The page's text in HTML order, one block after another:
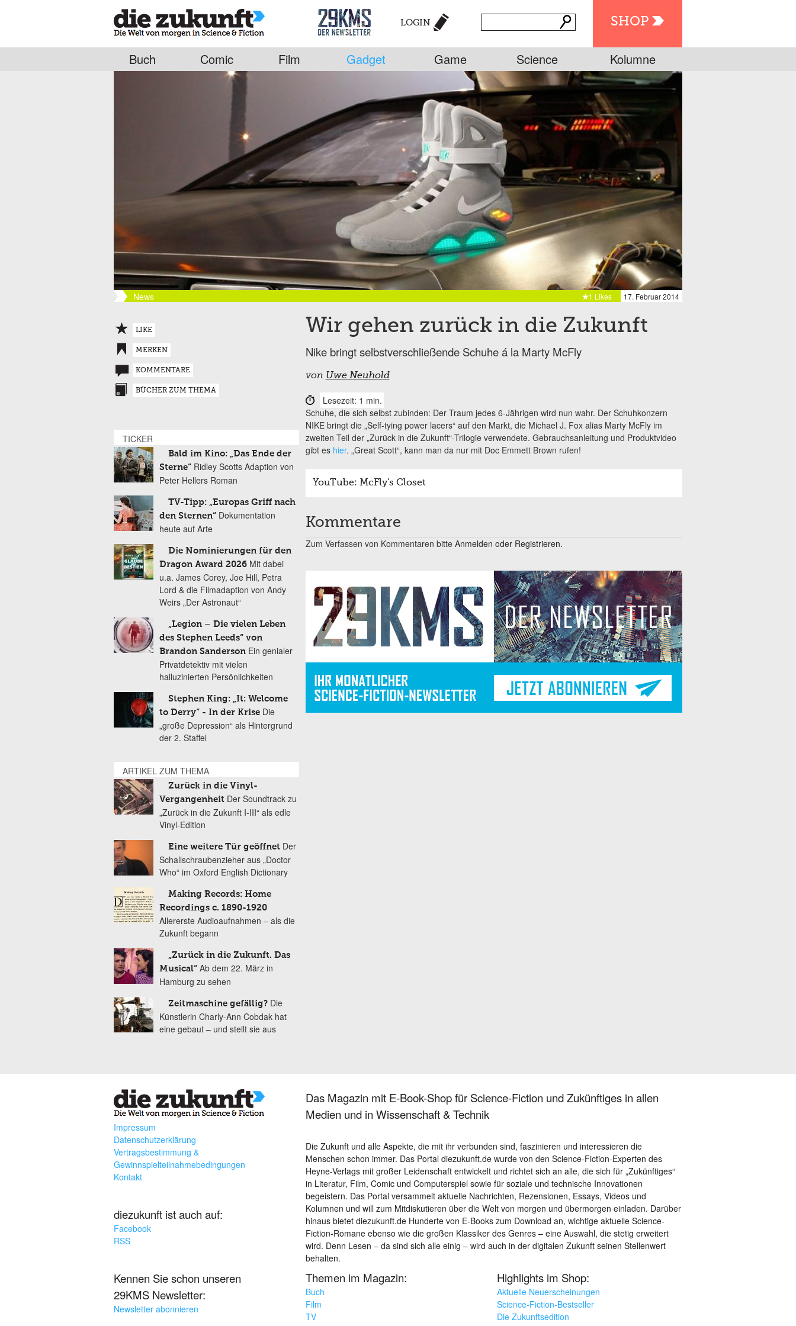
SHOP
LOGIN
Buch Comic Film Gadget Game Science Kolumne
News 17. Februar 2014
1 Likes
Wir gehen zurück in die Zukunft
Nike bringt selbstverschließende Schuhe á la Marty McFly
von Uwe Neuhold
Lesezeit: 1 min.
Schuhe, die sich selbst zubinden: Der Traum jedes 6-Jährigen wird nun wahr. Der Schuhkonzern
NIKE bringt die „Self-tying power lacers“ auf den Markt, die Michael J. Fox alias Marty McFly im
zweiten Teil der „Zurück in die Zukunft“-Trilogie verwendete. Gebrauchsanleitung und Produktvideo
gibt es hier. „Great Scott“, kann man da nur mit Doc Emmett Brown rufen!
YouTube: McFly's Closet
Kommentare
Zum Verfassen von Kommentaren bitte Anmelden oder Registrieren.
LIKE
MERKEN
KOMMENTARE
BÜCHER ZUM THEMA
TICKER
Bald im Kino: „Das Ende der
Sterne“ Ridley Scotts Adaption von
Peter Hellers Roman
TV-Tipp: „Europas Griff nach
den Sternen“ Dokumentation
heute auf Arte
Die Nominierungen für den
Dragon Award 2026 Mit dabei
u.a. James Corey, Joe Hill, Petra
Lord & die Filmadaption von Andy
Weirs „Der Astronaut“
„Legion – Die vielen Leben
des Stephen Leeds“ von
Brandon Sanderson Ein genialer
Privatdetektiv mit vielen
halluzinierten Persönlichkeiten
Stephen King: „It: Welcome
to Derry“ - In der Krise Die
„große Depression“ als Hintergrund
der 2. Staffel
ARTIKEL ZUM THEMA
Zurück in die Vinyl-
Vergangenheit Der Soundtrack zu
„Zurück in die Zukunft I-III“ als edle
Vinyl-Edition
Eine weitere Tür geöffnet Der
Schallschraubenzieher aus „Doctor
Who“ im Oxford English Dictionary
Making Records: Home
Recordings c. 1890-1920
Allererste Audioaufnahmen – als die
Zukunft begann
„Zurück in die Zukunft. Das
Musical“ Ab dem 22. März in
Hamburg zu sehen
Zeitmaschine gefällig? Die
Künstlerin Charly-Ann Cobdak hat
eine gebaut – und stellt sie aus
Impressum
Datenschutzerklärung
Vertragsbestimmung &
Gewinnspielteilnahmebedingungen
Kontakt
diezukunft ist auch auf:
Facebook
RSS
Kennen Sie schon unseren
29KMS Newsletter:
Newsletter abonnieren
Das Magazin mit E-Book-Shop für Science-Fiction und Zukünftiges in allen
Medien und in Wissenschaft & Technik
Die Zukunft und alle Aspekte, die mit ihr verbunden sind, faszinieren und interessieren die
Menschen schon immer. Das Portal diezukunft.de wurde von den Science-Fiction-Experten des
Heyne-Verlags mit großer Leidenschaft entwickelt und richtet sich an alle, die sich für „Zukünftiges“
in Literatur, Film, Comic und Computerspiel sowie für soziale und technische Innovationen
begeistern. Das Portal versammelt aktuelle Nachrichten, Rezensionen, Essays, Videos und
Kolumnen und will zum Mitdiskutieren über die Welt von morgen und übermorgen einladen. Darüber
hinaus bietet diezukunft.de Hunderte von E-Books zum Download an, wichtige aktuelle Science-
Fiction-Romane ebenso wie die großen Klassiker des Genres – eine Auswahl, die stetig erweitert
wird. Denn Lesen – da sind sich alle einig – wird auch in der digitalen Zukunft seinen Stellenwert
behalten.
Themen im Magazin:
Buch
Film
TV
Highlights im Shop:
Aktuelle Neuerscheinungen
Science-Fiction-Bestseller
Die Zukunftsedition